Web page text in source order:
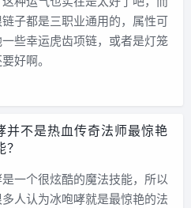
链子都是三职业通用的，属性可
一些幸运虎齿项链，或者是灯笼
好啊。
并不是热血传奇法师最惊艳
一个很炫酷的魔法技能，所以
人认为冰咆哮就是最惊艳的法